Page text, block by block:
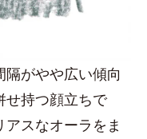
がやや広い傾向
せ持つ顔立ちで
スなオーラをま